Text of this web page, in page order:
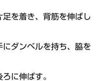
を着き、背筋を伸ばし
ダンベルを持ち、脇を
に伸ばす。